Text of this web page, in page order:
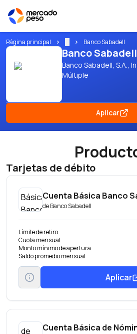
Página principal Banco Sabadell
Banco Sabadell
Banco Sabadell, S.A.,
Múltiple
Aplicar
Tarjetas de débito
Cuenta Básica Banco
deBanco Sabadell
Límite de retiro
Cuota mensual
Monto mínimo de apertura
Saldo promedio mensual
Aplicar
Cuenta Básica de